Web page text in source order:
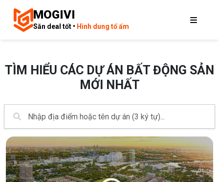
MOGIVI
Săn deal tốt • Hình dung tổ ấm
TÌM HIỂU CÁC DỰ ÁN BẤT ĐỘNG SẢN
MỚI NHẤT